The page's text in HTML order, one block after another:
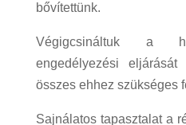
bővítettünk.
Végigcsináltuk a
engedélyezési
összes ehhez szükséges
Sajnálatos tapasztalat a